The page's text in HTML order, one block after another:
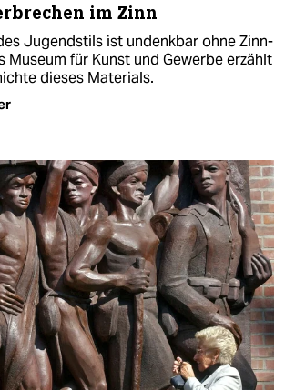
im Zinn
Jugendstils ist undenkbar ohne Zinn-
Museum für Kunst und Gewerbe erzählt
dieses Materials.